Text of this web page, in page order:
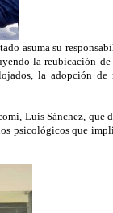
asuma su
la reubicación
la adopción de
Luis Sánchez, que
psicológicos que